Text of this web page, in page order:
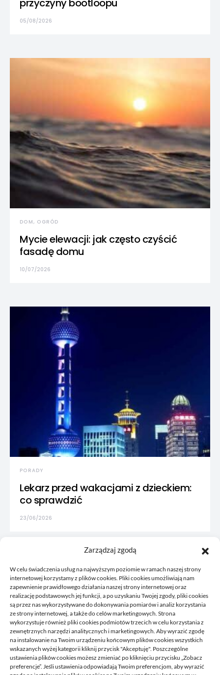
Zarządzaj zgodą
W celu świadczenia usług na najwyższym poziomie w ramach naszej strony
internetowej korzystamy z plików cookies. Pliki cookies umożliwiają nam
zapewnienie prawidłowego działania naszej strony internetowej oraz
realizację podstawowych jej funkcji, a po uzyskaniu Twojej zgody, pliki cookies
są przez nas wykorzystywane do dokonywania pomiarów i analiz korzystania
ze strony internetowej, a także do celów marketingowych. Strona
wykorzystuje również pliki cookies podmiotów trzecich w celu korzystania z
zewnętrznych narzędzi analitycznych i marketingowych. Aby wyrazić zgodę
na instalowanie na Twoim urządzeniu końcowym plików cookies wszystkich
wskazanych wyżej kategorii kliknij przycisk "Akceptuję". Poszczególne
ustawienia plików cookies możesz zmieniać po kliknięciu przycisku „Zobacz
preferencje”. Jeśli ustawienia odpowiadają Twoim preferencjom, aby wyrazić
przyczyny bootloopu
05/08/2026
DOM, OGRÓD
Mycie elewacji: jak często czyścić
fasadę domu
10/07/2026
PORADY
Lekarz przed wakacjami z dzieckiem:
co sprawdzić
23/06/2026
Korkowy to blog, gdzie publikujemy własne przemyślenia, to
co nam przyjdzie akurat na myśl, czym chcemy się z wami
podzielić. Zawsze tworzymy coś co może się przydać